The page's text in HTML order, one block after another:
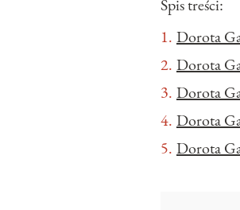
Spis treści:
Dorota
Dorota
Dorota
Dorota
Dorota